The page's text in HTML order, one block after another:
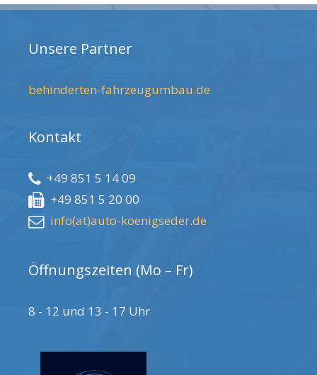
Unsere Partner
behinderten-fahrzeugumbau.de
Kontakt
+49 851 5 14 09
+49 851 5 20 00
info(at)auto-koenigseder.de
Öffnungszeiten (Mo – Fr)
8 - 12 und 13 - 17 Uhr